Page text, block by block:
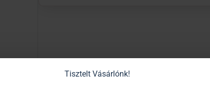
Tisztelt Vásárlónk!